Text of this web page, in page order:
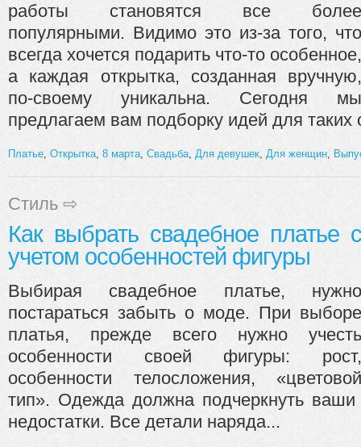
работы становятся все более
популярными. Видимо это из-за того, что
всегда хочется подарить что-то особенное,
а каждая открытка, созданная вручную,
по-своему уникальна. Сегодня мы
предлагаем вам подборку идей для таких
Платье Открытка 8 марта Свадьба Для девушек Для женщин
Стиль ⇨
Как выбрать свадебное платье с
учетом особенностей фигуры
Выбирая свадебное платье, нужно
постараться забыть о моде. При выборе
платья, прежде всего нужно учесть
особенности своей фигуры: рост,
особенности телосложения, «цветовой
тип». Одежда должна подчеркнуть ваши
недостатки. Все детали наряда...